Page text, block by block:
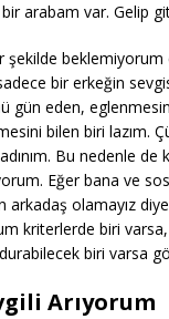
arabam var. Gelip
şekilde
bir erkeğin
gün eden,
bilen biri lazım.
Bu nedenle de
Eğer bana ve
arkadaş olamayız
kriterlerde biri varsa,
biri varsa
Arıyorum